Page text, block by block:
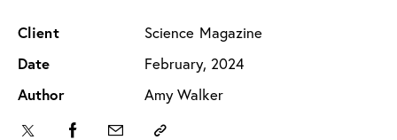
Client
Science Magazine
Date
February, 2024
Author
Amy Walker